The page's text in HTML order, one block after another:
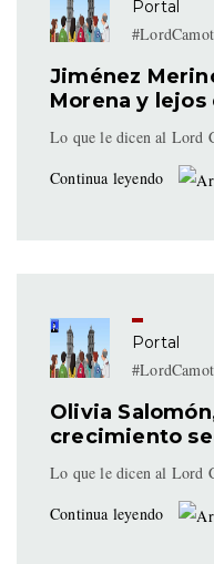
Portal
Jiménez
Morena y
Lo que le dicen al Lord
Continua leyendo
Portal
Olivia
crecimiento
Lo que le dicen al Lord
Continua leyendo